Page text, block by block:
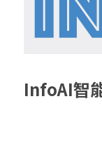
InfoAI智